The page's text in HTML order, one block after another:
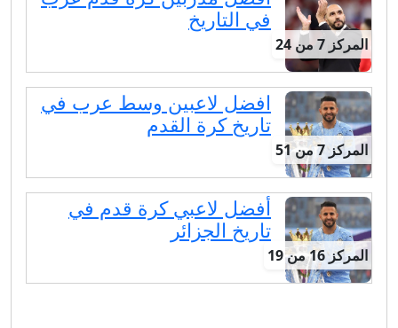
المركز 7 من 24
في التاريخ
المركز 7 من 51
افضل لاعبين وسط عرب في
تاريخ كرة القدم
المركز 16 من 19
أفضل لاعبي كرة قدم في
تاريخ الجزائر